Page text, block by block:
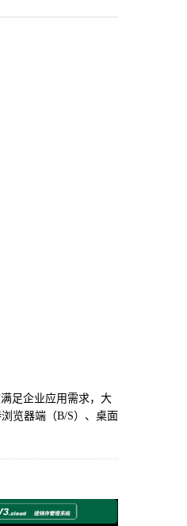
足企业应用需求，大
览器端（B/S）、桌面